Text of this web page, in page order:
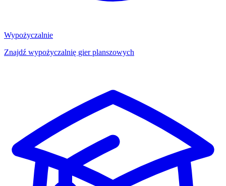
Wypożyczalnie
Znajdź wypożyczalnię gier planszowych